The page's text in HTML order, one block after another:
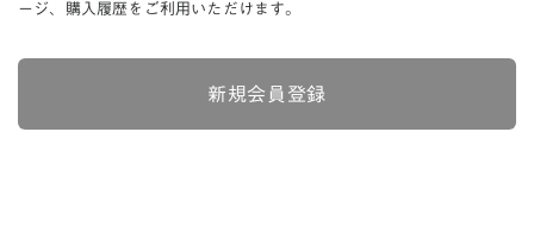
ージ、購入履歴をご利用いただけます。
新規会員登録